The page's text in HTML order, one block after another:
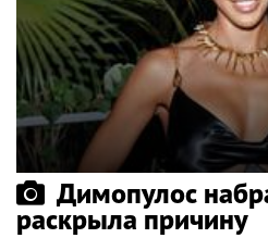
Димопулос
раскрыла причину